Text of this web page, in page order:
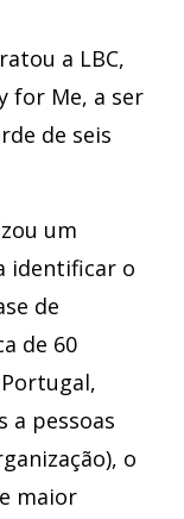
a LBC,
for Me, a ser
de seis
um
identificar o
de
de 60
a pessoas
o
maior